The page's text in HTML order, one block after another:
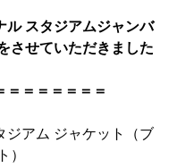
ル スタジアムジャンバ
させていただきました
＝＝＝＝＝＝＝
ジアム ジャケット（ブ
）